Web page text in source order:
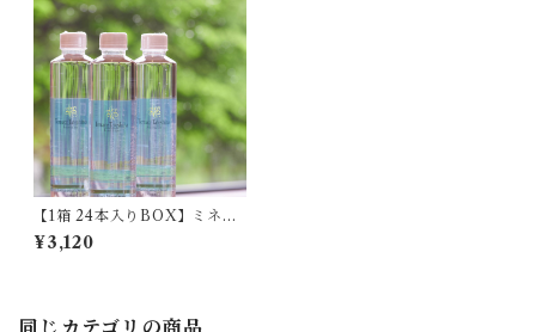
【1箱 24本入りBOX】ミネラ
ルウォーター(500ml)
¥3,120
同じカテゴリの商品